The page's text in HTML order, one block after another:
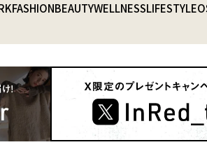
FASHIONBEAUTYWELLNESSLIFESTYLE